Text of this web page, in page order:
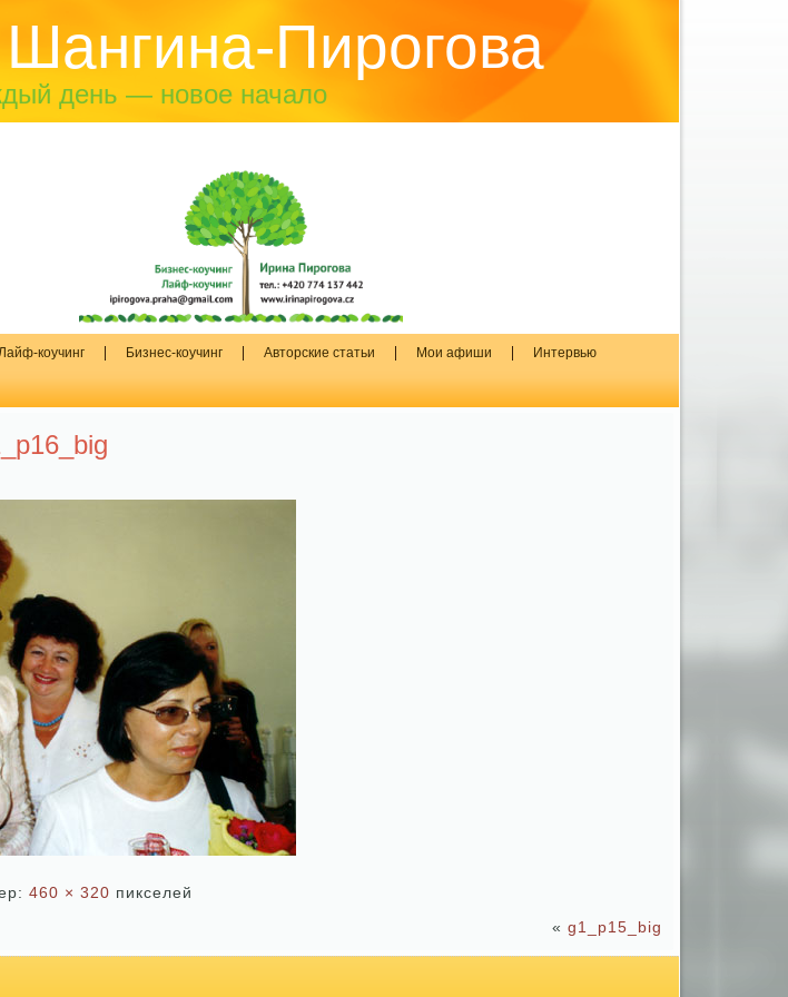
Пирогова
день — новое начало
коучинг Бизнес-коучинг Авторские статьи Мои афиши Интервью
460 × 320 пикселей
« g1_p15_big